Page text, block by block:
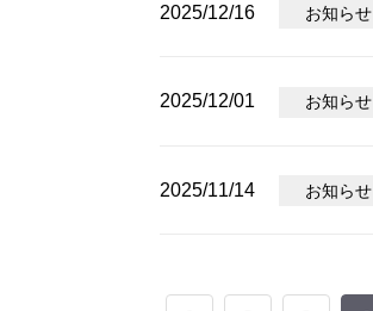
2025/12/16 お知らせ
2025/12/01 お知らせ
2025/11/14 お知らせ